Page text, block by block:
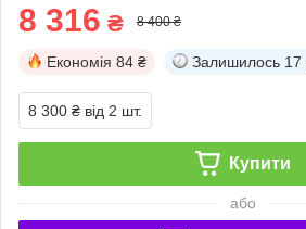
8 316 ₴ 8 400 ₴
Економія 84 ₴ Залишилось 17
8 300 ₴ від 2 шт.
Купити
або